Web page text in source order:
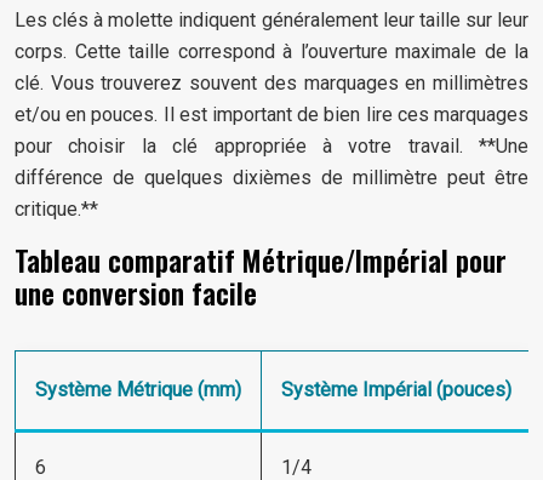
Les clés à molette indiquent généralement leur taille sur leur
corps. Cette taille correspond à l’ouverture maximale de la
clé. Vous trouverez souvent des marquages en millimètres
et/ou en pouces. Il est important de bien lire ces marquages
pour choisir la clé appropriée à votre travail. **Une
différence de quelques dixièmes de millimètre peut être
critique.**
Tableau comparatif Métrique/Impérial pour
une conversion facile
Système Métrique (mm) Système Impérial (pouces)
6 1/4